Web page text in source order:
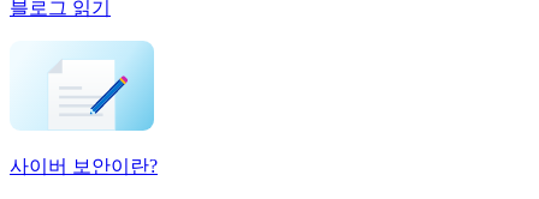
블로그 읽기
사이버 보안이란?